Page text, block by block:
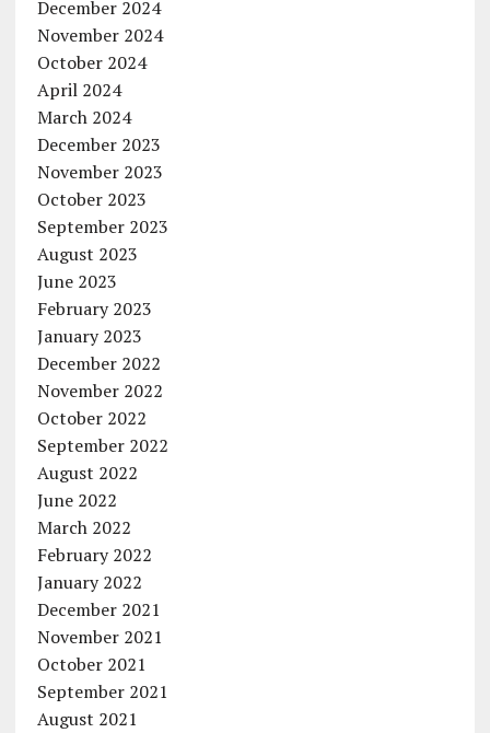
December 2024
November 2024
October 2024
April 2024
March 2024
December 2023
November 2023
October 2023
September 2023
August 2023
June 2023
February 2023
January 2023
December 2022
November 2022
October 2022
September 2022
August 2022
June 2022
March 2022
February 2022
January 2022
December 2021
November 2021
October 2021
September 2021
August 2021